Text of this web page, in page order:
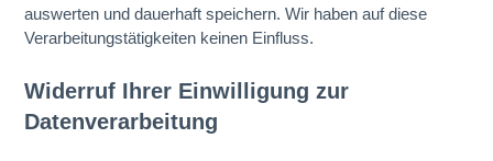
auswerten und dauerhaft speichern. Wir haben auf diese
Verarbeitungstätigkeiten keinen Einfluss.
Widerruf Ihrer Einwilligung zur
Datenverarbeitung